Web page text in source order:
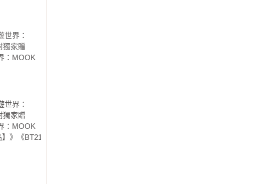
界：
獨家贈
：MOOK
界：
獨家贈
：MOOK
》《BT21